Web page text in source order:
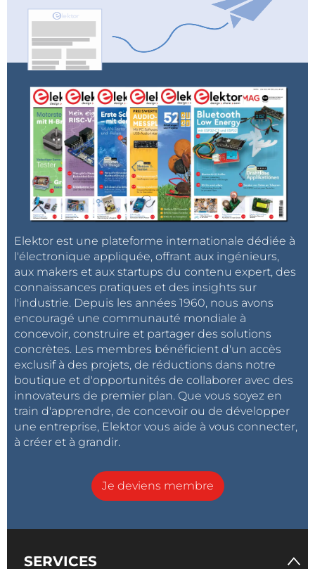
Elektor est une plateforme internationale dédiée à
l'électronique appliquée, offrant aux ingénieurs,
aux makers et aux startups du contenu expert, des
connaissances pratiques et des insights sur
l'industrie. Depuis les années 1960, nous avons
encouragé une communauté mondiale à
concevoir, construire et partager des solutions
concrètes. Les membres bénéficient d'un accès
exclusif à des projets, de réductions dans notre
boutique et d'opportunités de collaborer avec des
innovateurs de premier plan. Que vous soyez en
train d'apprendre, de concevoir ou de développer
une entreprise, Elektor vous aide à vous connecter,
à créer et à grandir.
Je deviens membre
SERVICES